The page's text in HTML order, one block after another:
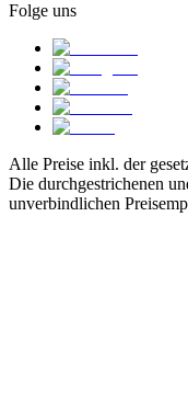
Folge uns
Alle Preise inkl. der
Die durchgestrichenen
unverbindlichen